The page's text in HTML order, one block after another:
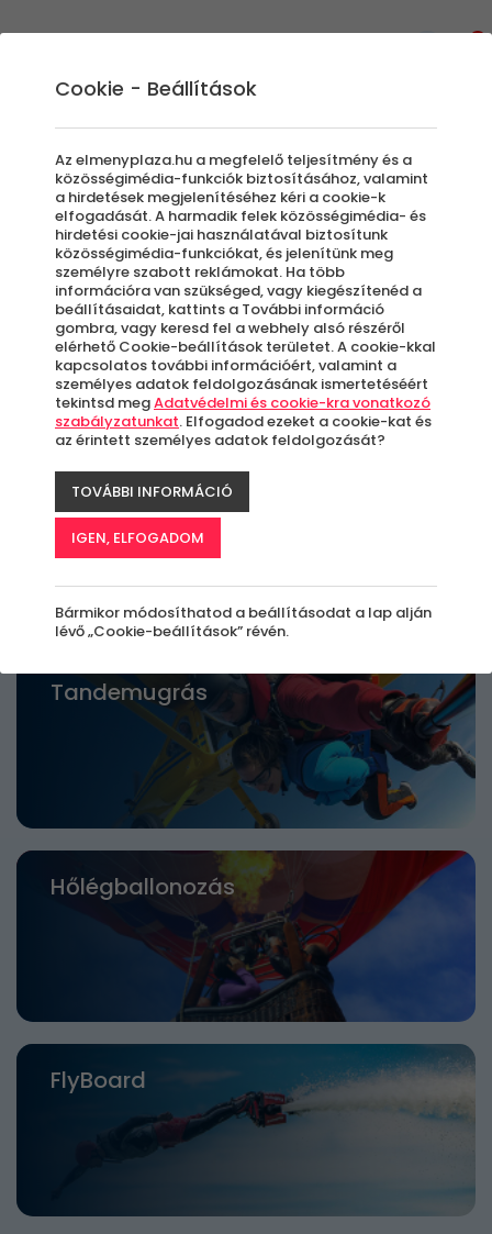
Élmények a Levegőben
Legyen szó egy kis sétarepülésről kisgéppel,
hőlégballonozásról vagy az extrémebb
élmények kedvelői számára egy kis
siklóernyőzésről, ebben az
élménykategóriában megtalálod magadnak
vagy ajándékozottadnak a tökéletes élményt
a felhők felett.
Sétarepülés Kisgépekkel
Tandemugrás
Hőlégballonozás
FlyBoard
Cookie - Beállítások
Az elmenyplaza.hu a megfelelő teljesítmény és a
közösségimédia-funkciók biztosításához, valamint
a hirdetések megjelenítéséhez kéri a cookie-k
elfogadását. A harmadik felek közösségimédia- és
hirdetési cookie-jai használatával biztosítunk
közösségimédia-funkciókat, és jelenítünk meg
személyre szabott reklámokat. Ha több
információra van szükséged, vagy kiegészítenéd a
beállításaidat, kattints a További információ
gombra, vagy keresd fel a webhely alsó részéről
elérhető Cookie-beállítások területet. A cookie-kkal
kapcsolatos további információért, valamint a
személyes adatok feldolgozásának ismertetéséért
tekintsd megAdatvédelmi és cookie-kra vonatkozó
szabályzatunkat. Elfogadod ezeket a cookie-kat és
az érintett személyes adatok feldolgozását?
TOVÁBBI INFORMÁCIÓ
IGEN, ELFOGADOM
Bármikor módosíthatod a beállításodat a lap alján
lévő „Cookie-beállítások” révén.